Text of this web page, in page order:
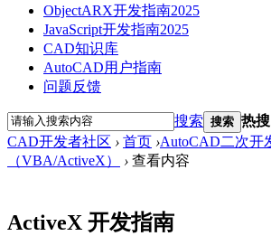
ObjectARX开发指南2025
JavaScript开发指南2025
CAD知识库
AutoCAD用户指南
问题反馈
搜索 搜索 热
CAD开发者社区 › 首页 ›AutoCAD二次开
（VBA/ActiveX）
› 查看内容
ActiveX 开发指南